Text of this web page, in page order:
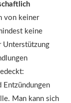
von keiner
keine
Unterstützung
Entzündungen
Man kann sich